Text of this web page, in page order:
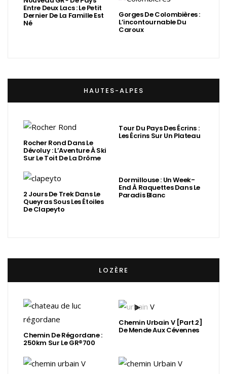
Entre Deux Lacs : Le Petit
Dernier De La Famille Est
Né
Gorges De Colombières :
L’incontournable Du
Caroux
HAUTES-ALPES
Rocher Rond Dans Le
Dévoluy : L’Aventure À Ski
Sur Le Toit De La Drôme
Tour Du Pays Des Écrins :
Les Écrins Sur Un Plateau
2 Jours De Trek Dans Le
Queyras Sous Les Étoiles
De Clapeyto
Dormillouse : Un Week-
End À Raquettes Dans Le
Paradis Blanc
LOZÈRE
Chemin De Régordane :
250km Sur Le GR®700
Chemin Urbain V [Part.2]
De Mende Aux Cévennes